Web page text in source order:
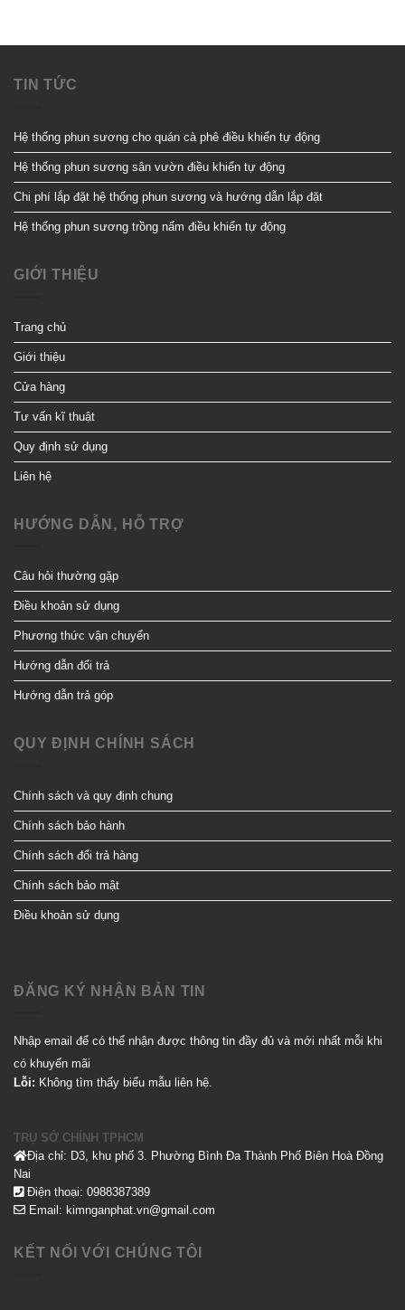
TIN TỨC
Hệ thống phun sương cho quán cà phê điều khiển tự động
Hệ thống phun sương sân vườn điều khiển tự động
Chi phí lắp đặt hệ thống phun sương và hướng dẫn lắp đặt
Hệ thống phun sương trồng nấm điều khiển tự động
GIỚI THIỆU
Trang chủ
Giới thiệu
Cửa hàng
Tư vấn kĩ thuật
Quy định sử dụng
Liên hệ
HƯỚNG DẪN, HỖ TRỢ
Câu hỏi thường gặp
Điều khoản sử dụng
Phương thức vận chuyển
Hướng dẫn đổi trả
Hướng dẫn trả góp
QUY ĐỊNH CHÍNH SÁCH
Chính sách và quy định chung
Chính sách bảo hành
Chính sách đổi trả hàng
Chính sách bảo mật
Điều khoản sử dụng
ĐĂNG KÝ NHẬN BẢN TIN
Nhập email để có thể nhận được thông tin đầy đủ và mới nhất mỗi khi
có khuyến mãi
Lỗi: Không tìm thấy biểu mẫu liên hệ.
TRỤ SỞ CHÍNH TPHCM
Địa chỉ: D3, khu phố 3. Phường Bình Đa Thành Phố Biên Hoà Đồng
Nai
Điện thoại: 0988387389
Email: kimnganphat.vn@gmail.com
KẾT NỐI VỚI CHÚNG TÔI